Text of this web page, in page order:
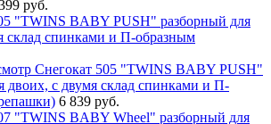
руб.
Снегокат 505 "TWINS BABY PUSH"
двоих, с двумя склад спинками и П-
6 839 руб.